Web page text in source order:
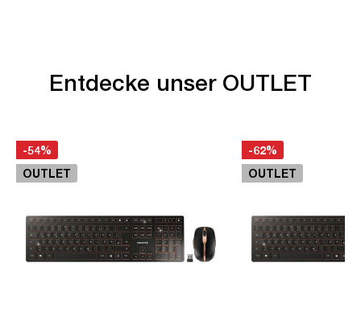
Entdecke unser OUTLET
-54%
OUTLET
-62%
OUTLET